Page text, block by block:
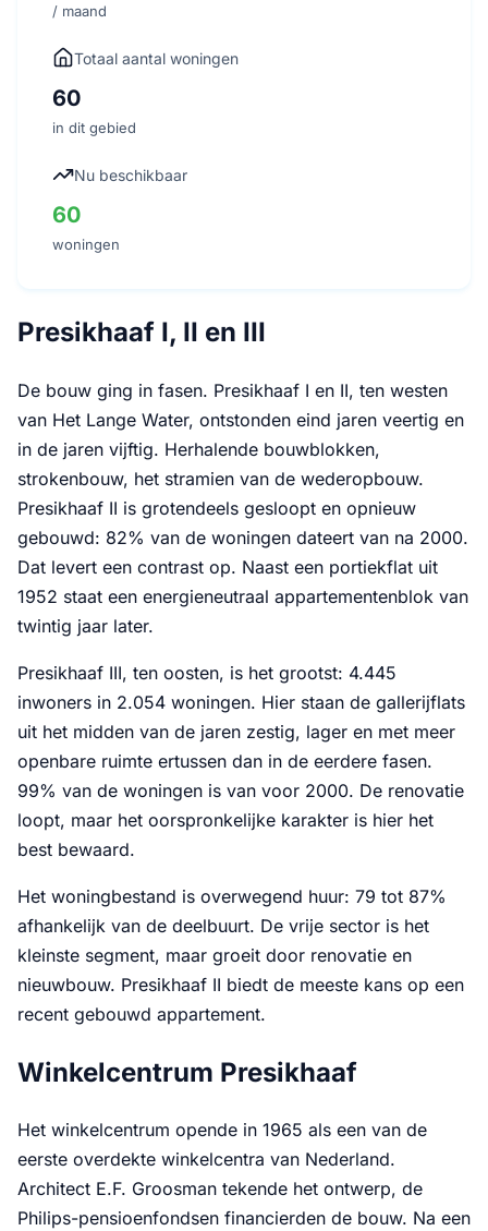
/ maand
Totaal aantal woningen
60
in dit gebied
Nu beschikbaar
60
woningen
Presikhaaf I, II en III
De bouw ging in fasen. Presikhaaf I en II, ten westen
van Het Lange Water, ontstonden eind jaren veertig en
in de jaren vijftig. Herhalende bouwblokken,
strokenbouw, het stramien van de wederopbouw.
Presikhaaf II is grotendeels gesloopt en opnieuw
gebouwd: 82% van de woningen dateert van na 2000.
Dat levert een contrast op. Naast een portiekflat uit
1952 staat een energieneutraal appartementenblok van
twintig jaar later.
Presikhaaf III, ten oosten, is het grootst: 4.445
inwoners in 2.054 woningen. Hier staan de gallerijflats
uit het midden van de jaren zestig, lager en met meer
openbare ruimte ertussen dan in de eerdere fasen.
99% van de woningen is van voor 2000. De renovatie
loopt, maar het oorspronkelijke karakter is hier het
best bewaard.
Het woningbestand is overwegend huur: 79 tot 87%
afhankelijk van de deelbuurt. De vrije sector is het
kleinste segment, maar groeit door renovatie en
nieuwbouw. Presikhaaf II biedt de meeste kans op een
recent gebouwd appartement.
Winkelcentrum Presikhaaf
Het winkelcentrum opende in 1965 als een van de
eerste overdekte winkelcentra van Nederland.
Architect E.F. Groosman tekende het ontwerp, de
Philips-pensioenfondsen financierden de bouw. Na een